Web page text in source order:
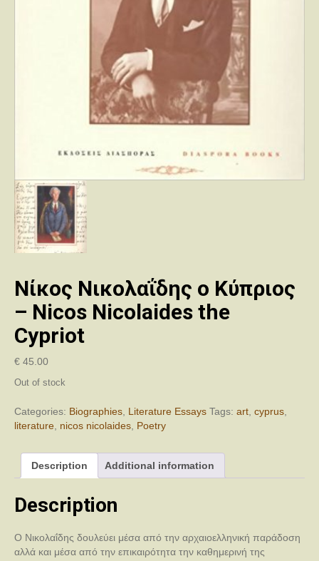
Νίκος Νικολαΐδης ο Κύπριος
– Nicos Nicolaides the
Cypriot
€ 45.00
Out of stock
Categories: Biographies Literature Essays Tags: art cyprus
literature nicos nicolaides Poetry
Description Additional information
Description
Ο Νικολαΐδης δουλεύει μέσα από την αρχαιοελληνική παράδοση
αλλά και μέσα από την επικαιρότητα την καθημερινή της